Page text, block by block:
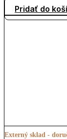
Pridať do
Externý sklad -